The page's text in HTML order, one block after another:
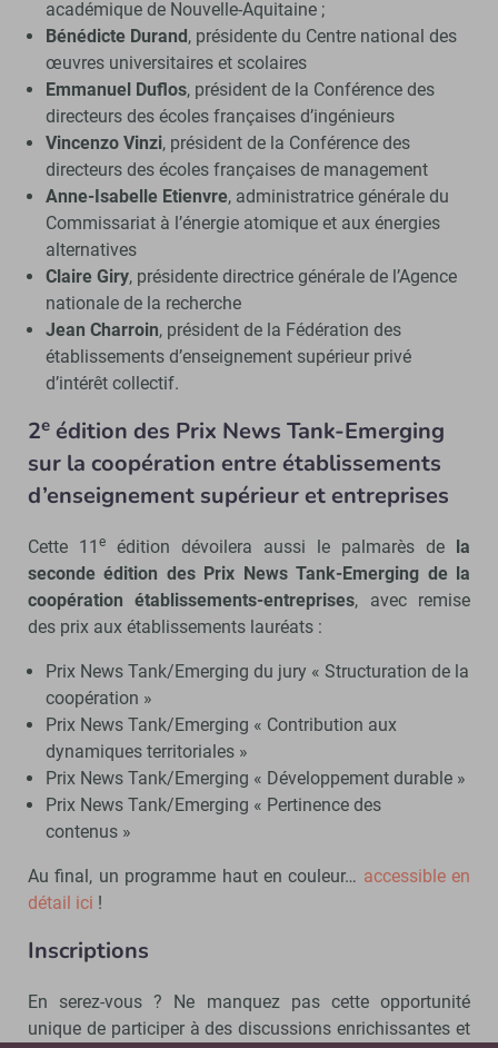
académique de Nouvelle-Aquitaine ;
Bénédicte Durand , présidente du Centre national des
œuvres universitaires et scolaires
Emmanuel Duflos, président de la Conférence des
directeurs des écoles françaises d’ingénieurs
Vincenzo Vinzi, président de la Conférence des
directeurs des écoles françaises de management
Anne-Isabelle Etienvre, administratrice générale du
Commissariat à l’énergie atomique et aux énergies
alternatives
Claire Giry, présidente directrice générale de l’Agence
nationale de la recherche
Jean Charroin, président de la Fédération des
établissements d’enseignement supérieur privé
d’intérêt collectif.
2e édition des Prix News Tank-Emerging
sur la coopération entre établissements
d’enseignement supérieur et entreprises
Cette 11 e édition dévoilera aussi le palmarès de la
seconde édition des Prix News Tank-Emerging de la
coopération établissements-entreprises, avec remise
des prix aux établissements lauréats :
Prix News Tank/Emerging du jury « Structuration de la
coopération »
Prix News Tank/Emerging « Contribution aux
dynamiques territoriales »
Prix News Tank/Emerging « Développement durable »
Prix News Tank/Emerging « Pertinence des
contenus »
Au final, un programme haut en couleur… accessible en
détail ici !
Inscriptions
En serez-vous ? Ne manquez pas cette opportunité
unique de participer à des discussions enrichissantes et